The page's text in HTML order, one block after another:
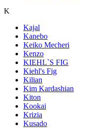
K
Kajal
Kanebo
Keiko Mecheri
Kenzo
KIEHL`S FIG
Kiehl's Fig
Kilian
Kim Kardashian
Kiton
Kookai
Krizia
Kusado